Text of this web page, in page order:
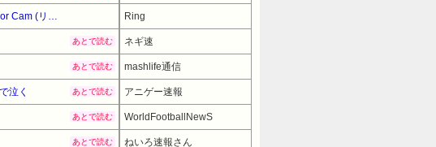
【Amazonデバイスサマーセール】【31%OFF！】 【2023年度グッドデザイン賞受賞】Ring Indoor Cam (リング インドアカム) 第2世代 ホワイト | 軽量小型の屋内用セキュリティカメラ、ペットカメラやご自宅の見守りカメラ、防犯カメラの用途にも プライバシーカバー付き | Ring Homeプラン30日間無料体験 Ring
あとで読む ネギ速
あとで読む mashlife通信
泣く あとで読む アニゲー速報
あとで読む WorldFootballNewS
あとで読む ねいろ速報さん